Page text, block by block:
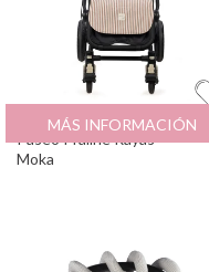
Colchoneta Silla de
Paseo Praliné Rayas
Moka
30.9
MÁS INFORMACIÓN